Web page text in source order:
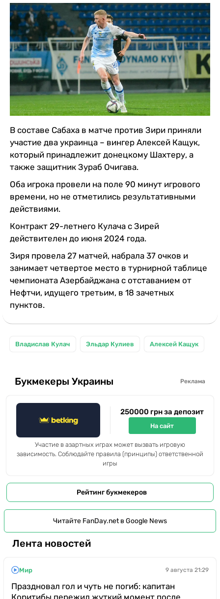
В составе Сабаха в матче против Зири приняли
участие два украинца – вингер Алексей Кащук,
который принадлежит донецкому Шахтеру, а
также защитник Зураб Очигава.
Оба игрока провели на поле 90 минут игрового
времени, но не отметились результативными
действиями.
Контракт 29-летнего Кулача с Зирей
действителен до июня 2024 года.
Зиря провела 27 матчей, набрала 37 очков и
занимает четвертое место в турнирной таблице
чемпионата Азербайджана с отставанием от
Нефтчи, идущего третьим, в 18 зачетных
пунктов.
Владислав Кулач Эльдар Кулиев Алексей Кащук
Букмекеры Украины Реклама
250000 грн за депозит
На сайт
Участие в азартных играх может вызвать игровую
зависимость. Соблюдайте правила (принципы) ответственной
игры
Рейтинг букмекеров
Читайте FanDay.net в Google News
Лента новостей
Мир 9 августа 21:29
Праздновал гол и чуть не погиб: капитан